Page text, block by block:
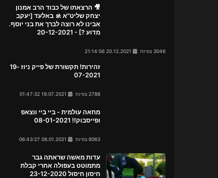
🎥 הרצאתו של כבוד הרב אמנון
יצחק שליט"א 🚸 באלעד [יעקב
אבינו לא רוצה לברך את בני יוסף.
מדוע ?] - 20-12-2021
3046 צפיות
זהירות! תקשורת של פייק ניוז 19-
07-2021
2788 צפיות
מחאה עולמית - ביי ביי ווצאפ
ופייסבוק!! 08-01-2021
6063 צפיות
עדות מאשה שראתה גבר
מתמוטט בעפולה אחרי קבלת
חיסון חיסול 23-12-2020